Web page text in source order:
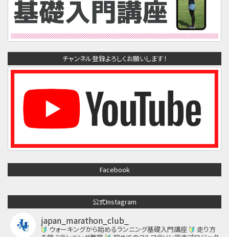
チャンネル登録よろしくお願いします！
Facebook
公式Instagram
japan_marathon_club_
ウォーキングから始めるランニング基礎入門講座
走り方